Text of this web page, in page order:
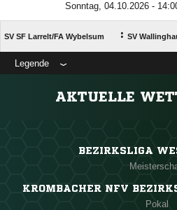
Sonntag, 04.10.2026 -
SV SF Larrelt/​FA Wybelsum : SV
Legende
AKTUELLE
BEZIRKSLIGA
KROMBACHER NFV
Pokal